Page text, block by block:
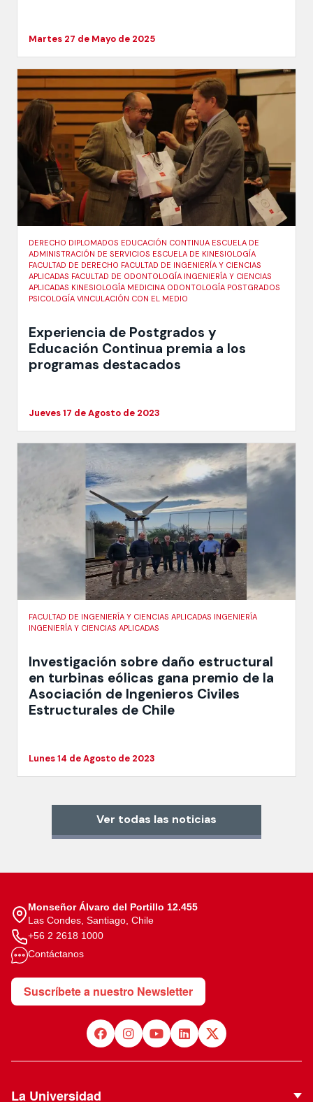
Martes 27 de Mayo de 2025
DERECHO DIPLOMADOS EDUCACIÓN CONTINUA ESCUELA DE
ADMINISTRACIÓN DE SERVICIOS ESCUELA DE KINESIOLOGÍA
FACULTAD DE DERECHO FACULTAD DE INGENIERÍA Y CIENCIAS
APLICADAS FACULTAD DE ODONTOLOGÍA INGENIERÍA Y CIENCIAS
APLICADAS KINESIOLOGÍA MEDICINA ODONTOLOGÍA POSTGRADOS
PSICOLOGÍA VINCULACIÓN CON EL MEDIO
Experiencia de Postgrados y
Educación Continua premia a los
programas destacados
Jueves 17 de Agosto de 2023
FACULTAD DE INGENIERÍA Y CIENCIAS APLICADAS INGENIERÍA
INGENIERÍA Y CIENCIAS APLICADAS
Investigación sobre daño estructural
en turbinas eólicas gana premio de la
Asociación de Ingenieros Civiles
Estructurales de Chile
Lunes 14 de Agosto de 2023
Ver todas las noticias
Monseñor Álvaro del Portillo 12.455
Las Condes, Santiago, Chile
+56 2 2618 1000
Contáctanos
Suscríbete a nuestro Newsletter
La Universidad